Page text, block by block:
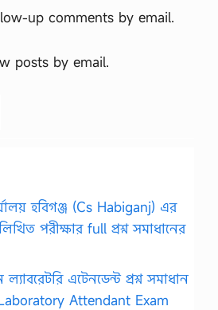
up comments by email.
posts by email.
হবিগঞ্জ (Cs Habiganj) এর
পরীক্ষার full প্রশ্ন সমাধানের
এটেনডেন্ট প্রশ্ন সমাধান
Attendant Exam